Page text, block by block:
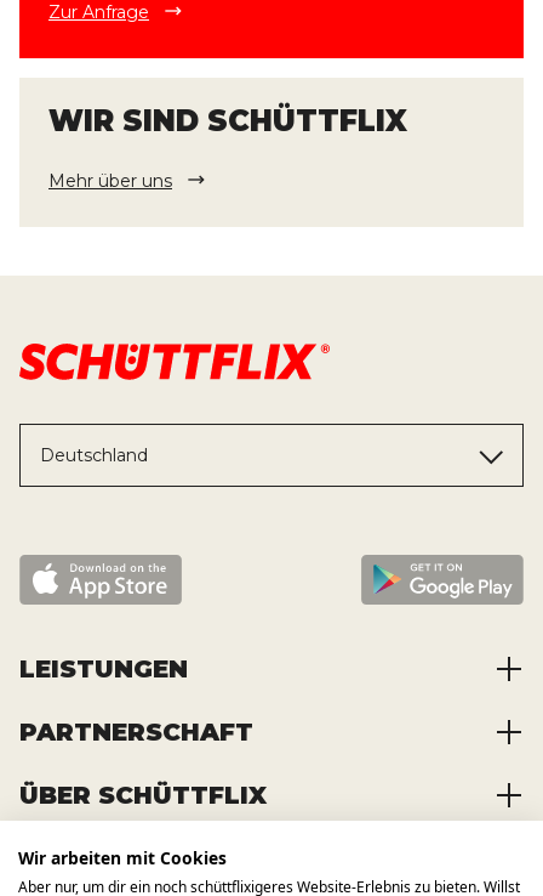
Zur Anfrage
WIR SIND SCHÜTTFLIX
Mehr über uns
Deutschland
LEISTUNGEN
Baustoffe kaufen
Container mieten
Transporte bestellen
PARTNERSCHAFT
Zusammenarbeit
Registrierung
ÜBER SCHÜTTFLIX
Über das Unternehmen
Wir arbeiten mit Cookies
Aber nur, um dir ein noch schüttflixigeres Website-Erlebnis zu bieten. Willst